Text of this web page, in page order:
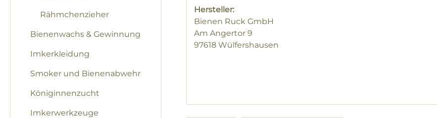
Rähmchenzieher
Bienenwachs & Gewinnung
Imkerkleidung
Smoker und Bienenabwehr
Königinnenzucht
Imkerwerkzeuge
Hersteller:
Bienen Ruck GmbH
Am Angertor 9
97618 Wülfershausen